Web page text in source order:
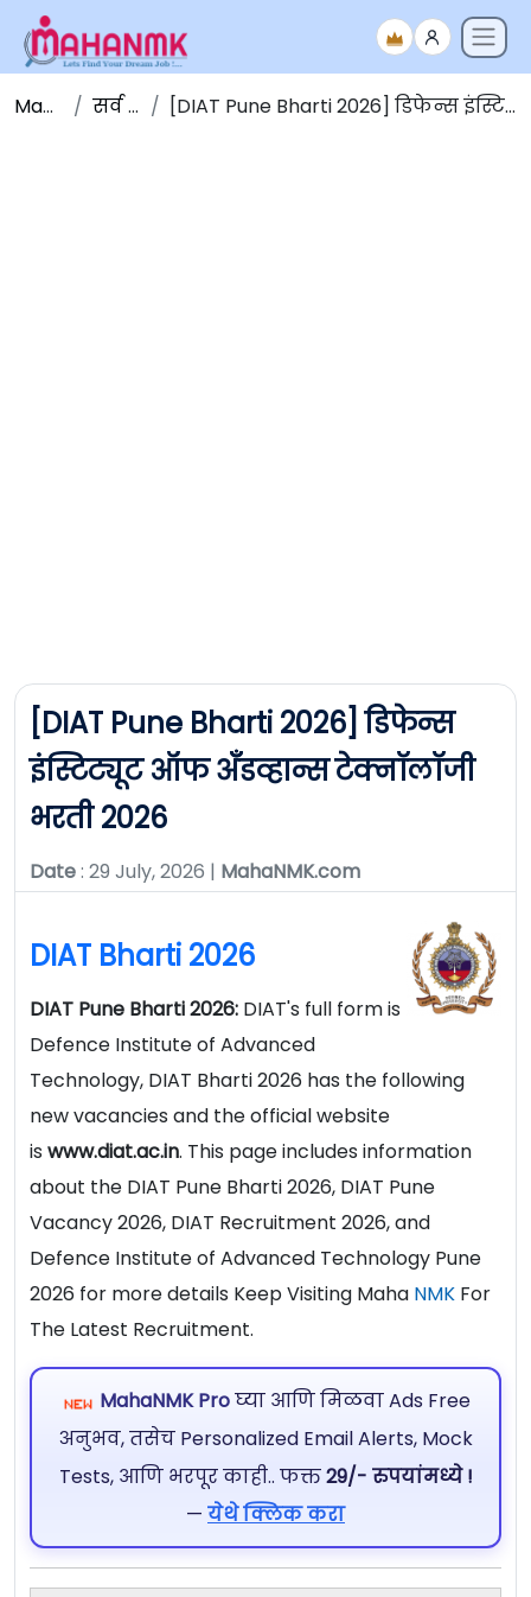
Maha NMK सर्व जाहिराती [DIAT Pune Bharti 2026] डिफेन्स इंस्टिट्यूट ऑफ अँँडव्हान्स टेक्नॉलॉजी भरती 2026
[DIAT Pune Bharti 2026] डिफेन्स
इंस्टिट्यूट ऑफ अँँडव्हान्स टेक्नॉलॉजी
भरती 2026
Date: 29 July, 2026 | MahaNMK.com
DIAT Bharti 2026
DIAT Pune Bharti 2026: DIAT's full form is
Defence Institute of Advanced
Technology, DIAT Bharti 2026 has the following
new vacancies and the official website
is www.diat.ac.in. This page includes information
about the DIAT Pune Bharti 2026, DIAT Pune
Vacancy 2026, DIAT Recruitment 2026, and
Defence Institute of Advanced Technology Pune
2026 for more details Keep Visiting Maha NMK For
The Latest Recruitment.
MahaNMK Proघ्या आणि मिळवा Ads Free
अनुभव, तसेच Personalized Email Alerts, Mock
Tests, आणि भरपूर काही.. फक्त29/- रुपयांमध्ये !
— येथे क्लिक करा